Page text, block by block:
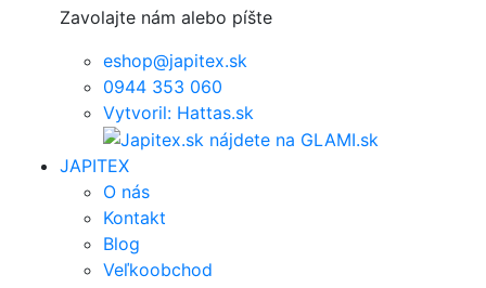
Zavolajte nám alebo píšte
eshop@japitex.sk
0944 353 060
Vytvoril: Hattas.sk
JAPITEX
O nás
Kontakt
Blog
Veľkoobchod